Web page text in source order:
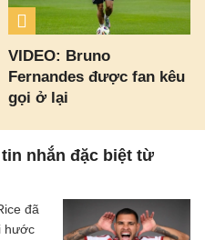
VIDEO: Bruno
Fernandes được fan kêu
gọi ở lại
nhắn đặc biệt từ
đã
hước